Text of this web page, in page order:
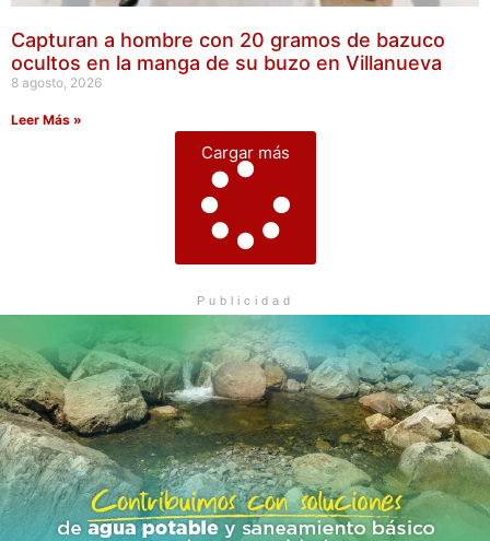
Capturan a hombre con 20 gramos de bazuco
ocultos en la manga de su buzo en Villanueva
8 agosto, 2026
Leer Más »
Cargar más
Publicidad